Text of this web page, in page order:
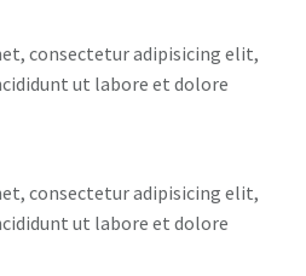
consectetur adipisicing elit,
ut labore et dolore
consectetur adipisicing elit,
ut labore et dolore